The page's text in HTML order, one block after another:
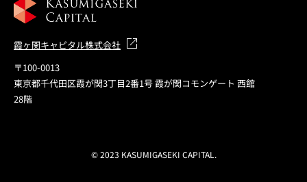
霞ヶ関キャピタル株式会社
〒100-0013
東京都千代田区霞が関3丁目2番1号 霞が関コモンゲート 西館
28階
© 2023 KASUMIGASEKI CAPITAL.